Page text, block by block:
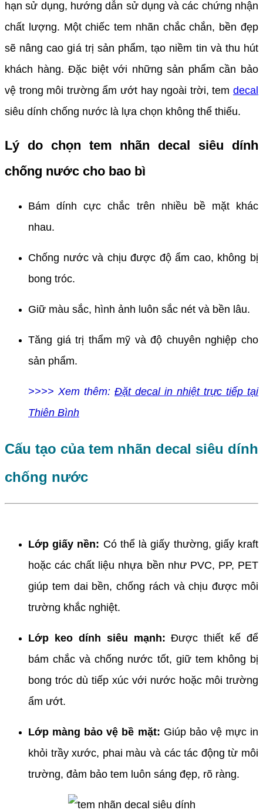
hạn sử dụng, hướng dẫn sử dụng và các chứng nhận
chất lượng. Một chiếc tem nhãn chắc chắn, bền đẹp
sẽ nâng cao giá trị sản phẩm, tạo niềm tin và thu hút
khách hàng. Đặc biệt với những sản phẩm cần bảo
vệ trong môi trường ẩm ướt hay ngoài trời, tem decal
siêu dính chống nước là lựa chọn không thể thiếu.
Lý do chọn tem nhãn decal siêu dính
chống nước cho bao bì
Bám dính cực chắc trên nhiều bề mặt khác
nhau.
Chống nước và chịu được độ ẩm cao, không bị
bong tróc.
Giữ màu sắc, hình ảnh luôn sắc nét và bền lâu.
Tăng giá trị thẩm mỹ và độ chuyên nghiệp cho
sản phẩm.
>>>> Xem thêm: Đặt decal in nhiệt trực tiếp tại
Thiên Bình
Cấu tạo của tem nhãn decal siêu dính
chống nước
Lớp giấy nền: Có thể là giấy thường, giấy kraft
hoặc các chất liệu nhựa bền như PVC, PP, PET
giúp tem dai bền, chống rách và chịu được môi
trường khắc nghiệt.
Lớp keo dính siêu mạnh: Được thiết kế để
bám chắc và chống nước tốt, giữ tem không bị
bong tróc dù tiếp xúc với nước hoặc môi trường
ẩm ướt.
Lớp màng bảo vệ bề mặt: Giúp bảo vệ mực in
khỏi trầy xước, phai màu và các tác động từ môi
trường, đảm bảo tem luôn sáng đẹp, rõ ràng.